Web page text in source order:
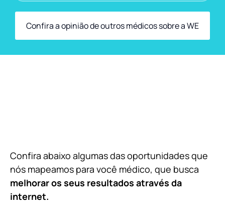
Confira a opinião de outros médicos sobre a WE
Confira abaixo algumas das oportunidades que
nós mapeamos para você médico, que busca
melhorar os seus resultados através da
internet.